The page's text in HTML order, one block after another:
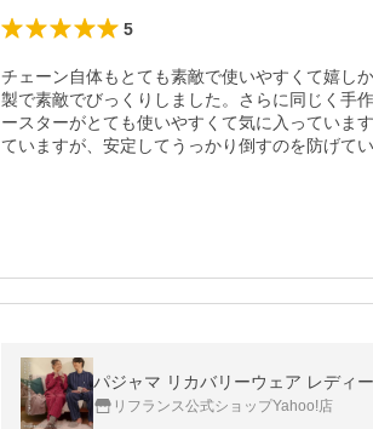
5
チェーン自体もとても素敵で使いやすくて嬉し
製で素敵でびっくりしました。さらに同じく手
ースターがとても使いやすくて気に入っていま
ていますが、安定してうっかり倒すのを防げて
パジャマ リカバリーウェア レディ
リフランス公式ショップYahoo!店